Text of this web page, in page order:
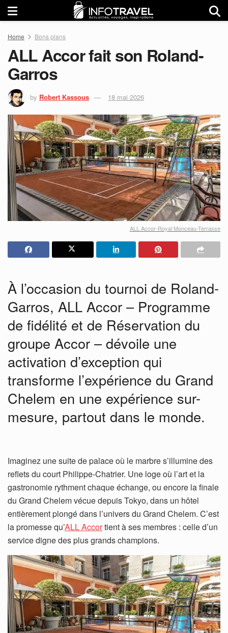
Home Bons plans
ALL Accor fait son Roland-
Garros
by Robert Kassous 18 mai 2026
ALL Accor-Royal Monceau-Terrasse
À l’occasion du tournoi de Roland-
Garros, ALL Accor – Programme
de fidélité et de Réservation du
groupe Accor – dévoile une
activation d’exception qui
transforme l’expérience du Grand
Chelem en une expérience sur-
mesure, partout dans le monde.
Imaginez une suite de palace où le marbre s’illumine des
reflets du court Philippe-Chatrier. Une loge où l’art et la
gastronomie rythment chaque échange, ou encore la finale
du Grand Chelem vécue depuis Tokyo, dans un hôtel
entièrement plongé dans l’univers du Grand Chelem. C’est
la promesse qu’ALL Accortient à ses membres : celle d’un
service digne des plus grands champions.